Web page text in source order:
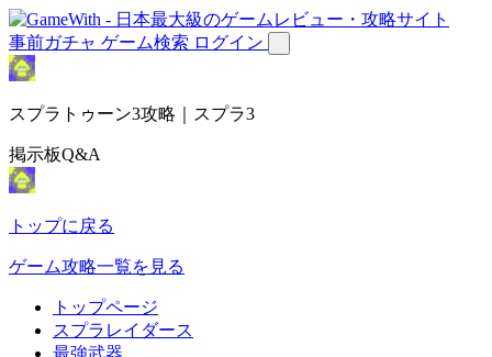
事前ガチャ ゲーム検索 ログイン
スプラトゥーン3攻略｜スプラ3
掲示板Q&A
トップに戻る
ゲーム攻略一覧を見る
トップページ
スプラレイダース
最強武器